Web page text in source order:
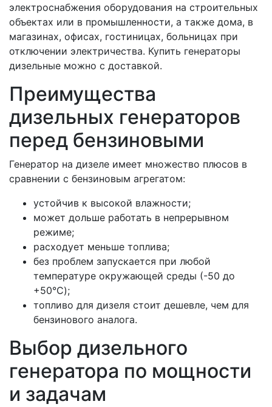
электроснабжения оборудования на строительных
объектах или в промышленности, а также дома, в
магазинах, офисах, гостиницах, больницах при
отключении электричества. Купить генераторы
дизельные можно с доставкой.
Преимущества
дизельных генераторов
перед бензиновыми
Генератор на дизеле имеет множество плюсов в
сравнении с бензиновым агрегатом:
устойчив к высокой влажности;
может дольше работать в непрерывном
режиме;
расходует меньше топлива;
без проблем запускается при любой
температуре окружающей среды (-50 до
+50°C);
топливо для дизеля стоит дешевле, чем для
бензинового аналога.
Выбор дизельного
генератора по мощности
и задачам